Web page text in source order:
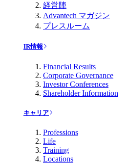
経営陣
Advantech マガジン
プレスルーム
IR情報
Financial Results
Corporate Governance
Investor Conferences
Shareholder Information
キャリア
Professions
Life
Training
Locations